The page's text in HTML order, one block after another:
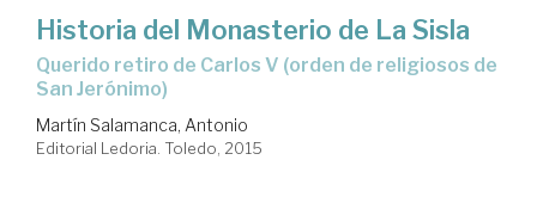
Historia del Monasterio de La Sisla
querido retiro de Carlos V (orden de religiosos de
San Jerónimo)
Martín Salamanca, Antonio
Editorial Ledoria. Toledo, 2015